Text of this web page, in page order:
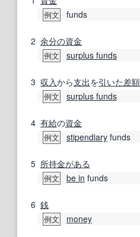
例文 funds
2 余分の資金
例文 surplus funds
3 収入から支出を引いた差額
例文 surplus funds
4 有給の資金
例文 stipendiary funds
5 所持金がある
例文 be in funds
6 銭
例文 money